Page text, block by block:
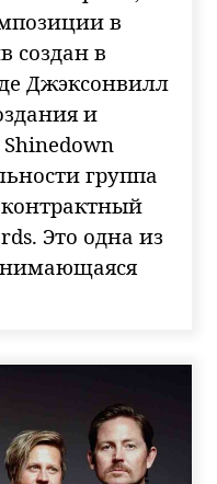
в
создан в
Джэксонвилл
и
группа
Это одна из